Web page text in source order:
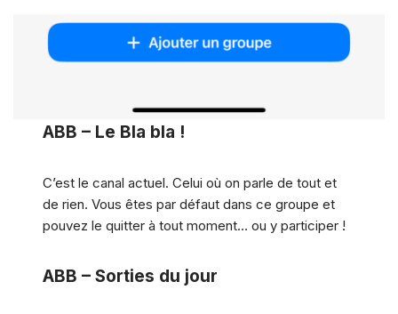
ABB – Le Bla bla !
C’est le canal actuel. Celui où on parle de tout et
de rien. Vous êtes par défaut dans ce groupe et
pouvez le quitter à tout moment… ou y participer !
ABB – Sorties du jour